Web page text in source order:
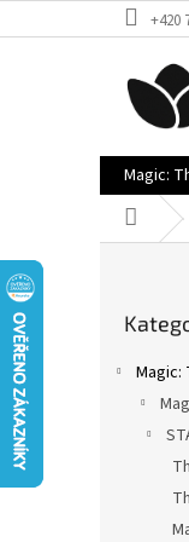
na
+420
Magic:
Domů
Magic: